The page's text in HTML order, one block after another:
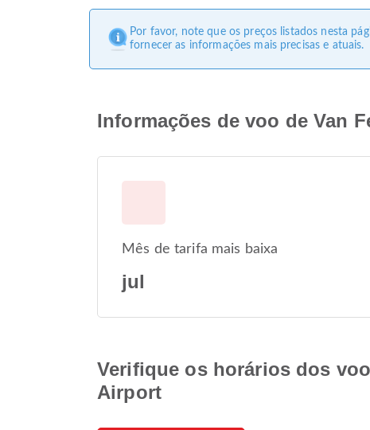
Por favor, note que os preços listados nesta
fornecer as informações mais precisas e atuais.
Informações de voo de Van
Mês de tarifa mais baixa
jul
Verifique os horários dos
Airport